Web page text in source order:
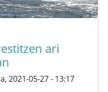
ari
2021-05-27 - 13:17